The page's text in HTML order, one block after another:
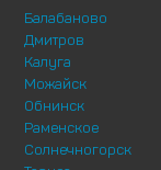
Балабаново
Дмитров
Калуга
Можайск
Обнинск
Раменское
Солнечногорск